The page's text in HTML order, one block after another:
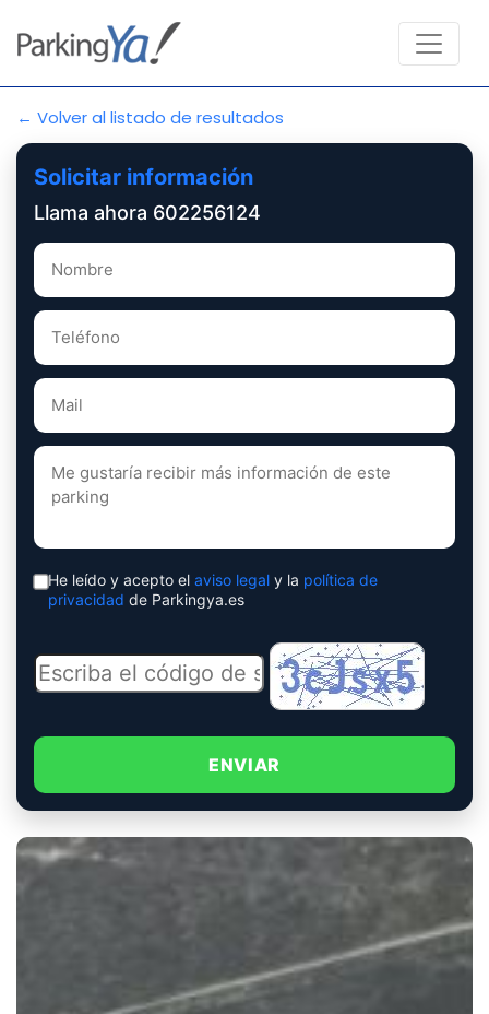
← Volver al listado de resultados
Solicitar información
Llama ahora 602256124
He leído y acepto el aviso legal y la política de
privacidad de Parkingya.es
ENVIAR